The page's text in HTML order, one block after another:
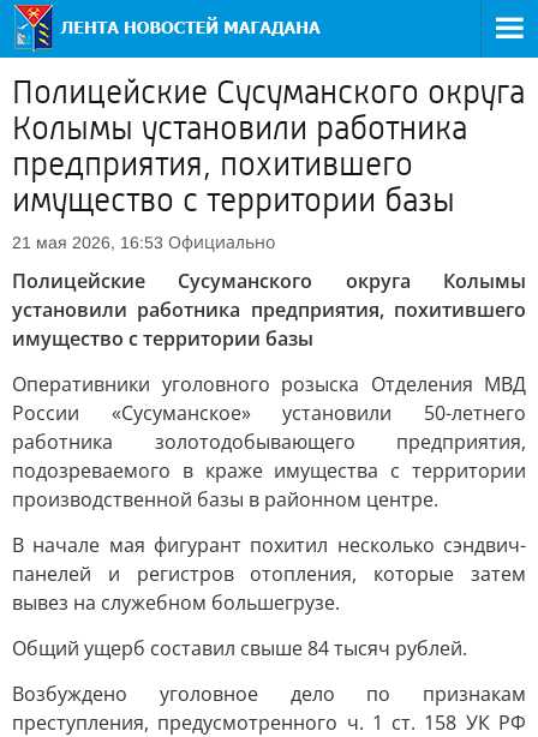
Полицейские Сусуманского округа
Колымы установили работника
предприятия, похитившего
имущество с территории базы
21 мая 2026, 16:53 Официально
Полицейские Сусуманского округа Колымы
установили работника предприятия, похитившего
имущество с территории базы
Оперативники уголовного розыска Отделения МВД
России «Сусуманское» установили 50-летнего
работника золотодобывающего предприятия,
подозреваемого в краже имущества с территории
производственной базы в районном центре.
В начале мая фигурант похитил несколько сэндвич-
панелей и регистров отопления, которые затем
вывез на служебном большегрузе.
Общий ущерб составил свыше 84 тысяч рублей.
Возбуждено уголовное дело по признакам
преступления, предусмотренного ч. 1 ст. 158 УК РФ